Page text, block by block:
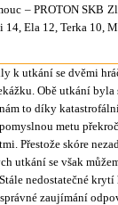
– PROTON SKB
Ela 12, Terka 10,
k utkání se dvěmi
Obě utkání
to díky
metu
Přestože skóre
utkání se však
nedostatečné
zaujímání